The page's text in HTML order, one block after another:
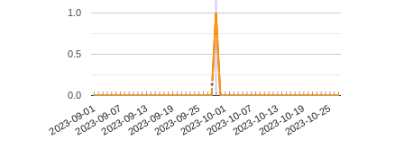
2023-09-012023-09-072023-09-132023-09-192023-09-252023-10-012023-10-072023-10-132023-10-192023-10-25
0.0
0.5
1.0
**